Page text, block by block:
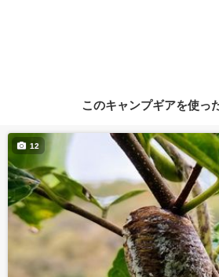
このキャンプギアを使っ
12